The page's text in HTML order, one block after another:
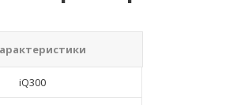
iQ300